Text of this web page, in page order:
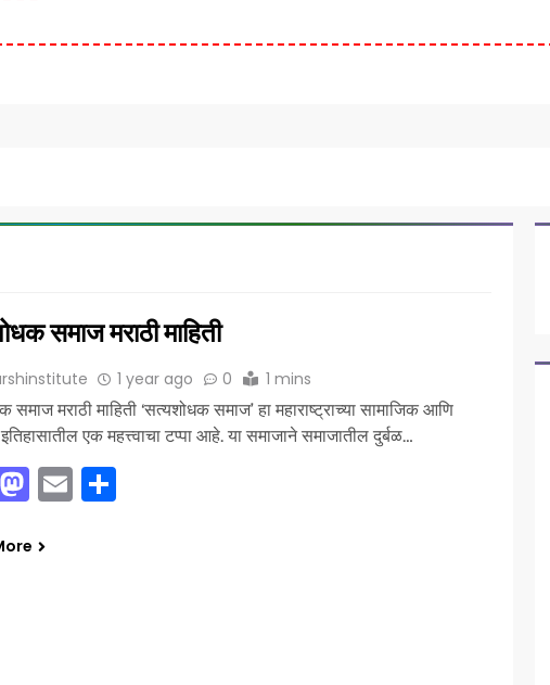
समाज मराठी माहिती
1 year ago 0 1 mins
समाज मराठी माहिती ‘सत्यशोधक समाज’ हा महाराष्ट्राच्या सामाजिक आणि
एक महत्त्वाचा टप्पा आहे. या समाजाने समाजातील दुर्बळ…
Mastodon
Email